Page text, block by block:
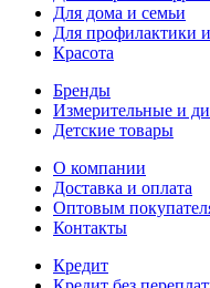
Для дома и семьи
Для профилактики
Красота
Бренды
Измерительные и
Детские товары
О компании
Доставка и оплата
Оптовым
Контакты
Кредит